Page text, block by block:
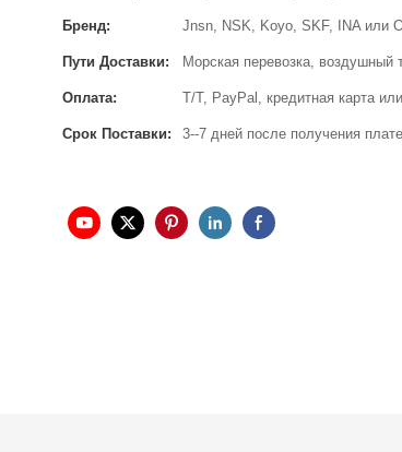
Бренд: Jnsn, NSK, Koyo, SKF, INA или
Пути Доставки: Морская перевозка, воздушный
Оплата: T/T, PayPal, кредитная карта
Срок Поставки: 3--7 дней после получения